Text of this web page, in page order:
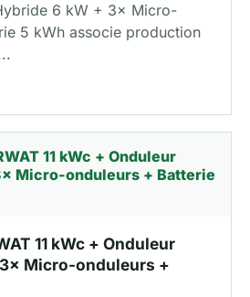
6 kW + 3× Micro-
5 kWh associe production
11 kWc + Onduleur
Micro-onduleurs +